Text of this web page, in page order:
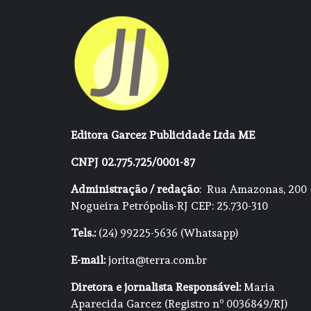
Editora Garcez Publicidade Ltda ME
CNPJ 02.775.725/0001-87
Administração / redação: Rua Amazonas, 200
Nogueira Petrópolis-RJ CEP: 25.730-310
Tels.:(24) 99225-5636 (Whatsapp)
E-mail:jorita@terra.com.br
Diretora e jornalista Responsável:Maria
Aparecida Garcez (Registro nº 0036849/RJ)